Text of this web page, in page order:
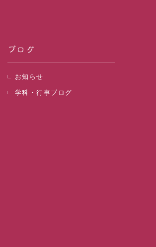
ブログ
お知らせ
学科・行事ブログ